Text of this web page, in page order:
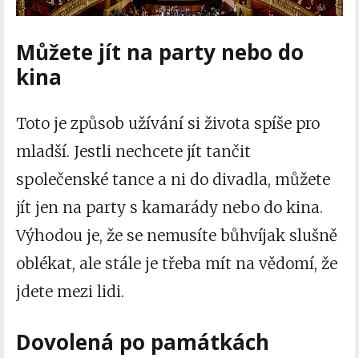
Můžete jít na party nebo do
kina
Toto je způsob užívání si života spíše pro
mladší. Jestli nechcete jít tančit
společenské tance a ni do divadla, můžete
jít jen na party s kamarády nebo do kina.
Výhodou je, že se nemusíte bůhvíjak slušně
oblékat, ale stále je třeba mít na vědomí, že
jdete mezi lidi.
Dovolená po památkách